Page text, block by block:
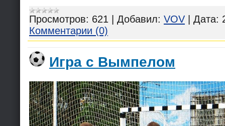
Просмотров: 621 Добавил: VOV Дата:
Комментарии (0)
Игра с Вымпелом